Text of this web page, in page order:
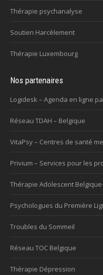
Thérapie psychanalyse
Soutien Harcèlement
Thérapie Luxembourg
Nos partenaires
Logidesk – Agenda en ligne
Réseau TDAH – Belgique
VitaPsy – Centres de santé
Privium – Services pour les
Thérapie Adolescent Belgique
Psychologues du Première
Troubles du Sommeil
Réseau TOC Belgique
Thérapie Dépression